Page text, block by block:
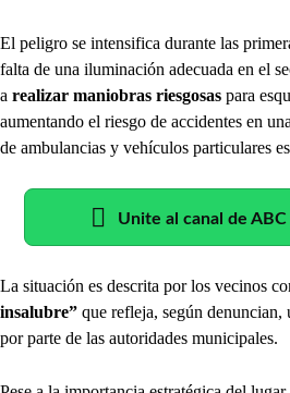
El peligro se intensifica durante las
falta de una iluminación adecuada en el
a realizar maniobras riesgosas para
aumentando el riesgo de accidentes en
de ambulancias y vehículos particulares
Unite al canal de
La situación es descrita por los vecinos
insalubre” que refleja, según denuncian,
por parte de las autoridades municipales.